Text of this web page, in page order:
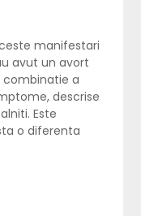
manifestari
avut un avort
combinatie a
descrise
Este
o diferenta